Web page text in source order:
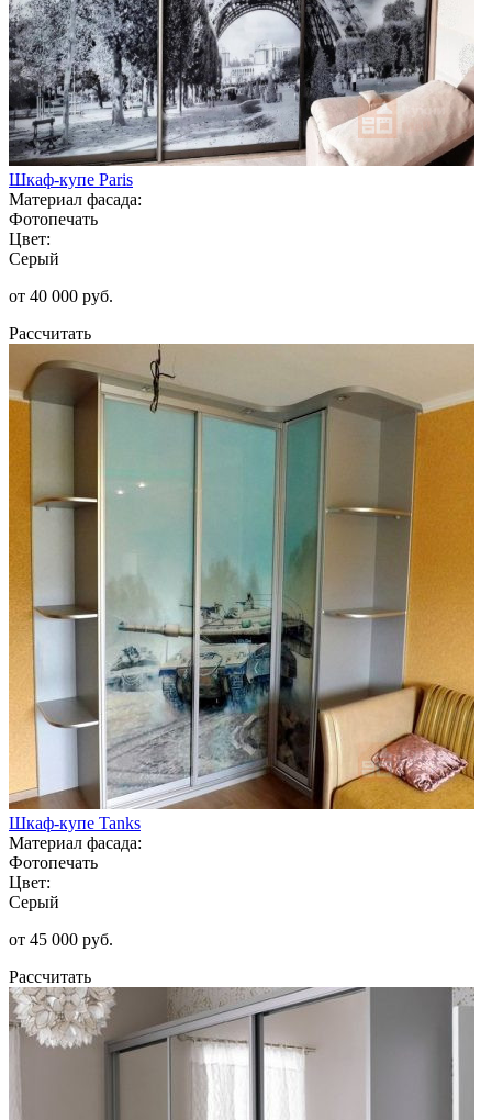
Шкаф-купе Paris
Материал фасада:
Фотопечать
Цвет:
Серый
от 40 000 руб.
Рассчитать
Шкаф-купе Tanks
Материал фасада:
Фотопечать
Цвет:
Серый
от 45 000 руб.
Рассчитать